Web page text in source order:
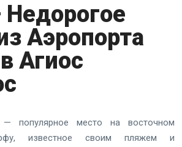
Аэропорта
Агиос
популярное место на восточном
известное своим пляжем и